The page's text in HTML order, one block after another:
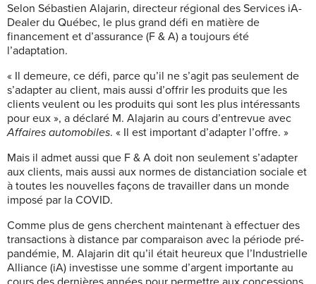
Selon Sébastien Alajarin, directeur régional des Services iA-
Dealer du Québec, le plus grand défi en matière de
financement et d’assurance (F & A) a toujours été
l’adaptation.
« Il demeure, ce défi, parce qu’il ne s’agit pas seulement de
s’adapter au client, mais aussi d’offrir les produits que les
clients veulent ou les produits qui sont les plus intéressants
pour eux », a déclaré M. Alajarin au cours d’entrevue avec
Affaires automobiles. « Il est important d’adapter l’offre. »
Mais il admet aussi que F & A doit non seulement s’adapter
aux clients, mais aussi aux normes de distanciation sociale et
à toutes les nouvelles façons de travailler dans un monde
imposé par la COVID.
Comme plus de gens cherchent maintenant à effectuer des
transactions à distance par comparaison avec la période pré-
pandémie, M. Alajarin dit qu’il était heureux que l’Industrielle
Alliance (iA) investisse une somme d’argent importante au